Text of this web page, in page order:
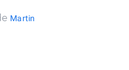
Martin